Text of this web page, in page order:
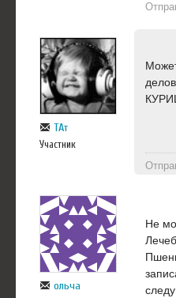
ТАт
Участник
ольча
Не